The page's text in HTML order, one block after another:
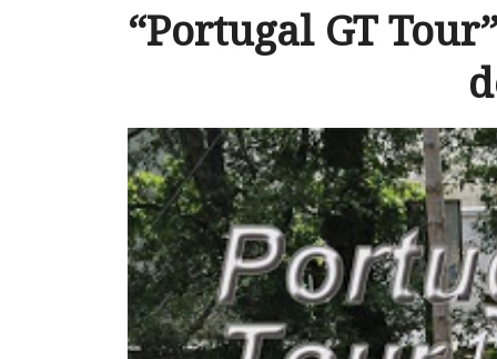
“Portugal GT